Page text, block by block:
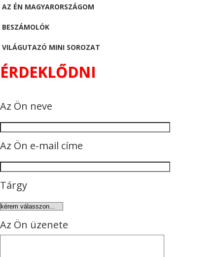
AZ ÉN MAGYARORSZÁGOM
BESZÁMOLÓK
VILÁGUTAZÓ MINI SOROZAT
ÉRDEKLŐDNI
Az Ön neve
Az Ön e-mail címe
Tárgy
Az Ön üzenete